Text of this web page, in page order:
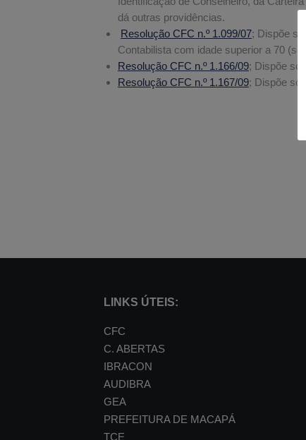
dá outras providências.
Resolução CFC n.º 1.099/07; Dispõe
Contabilista com idade superior a 70
Resolução CFC n.º 1.166/09; Dispõe
Resolução CFC n.º 1.167/09; Dispõe
LINKS ÚTEIS:
CFC
C. ABERTAS
IBRACON
AUDIBRA
GEA
PREFEITURA DE MACAPÁ
TCE